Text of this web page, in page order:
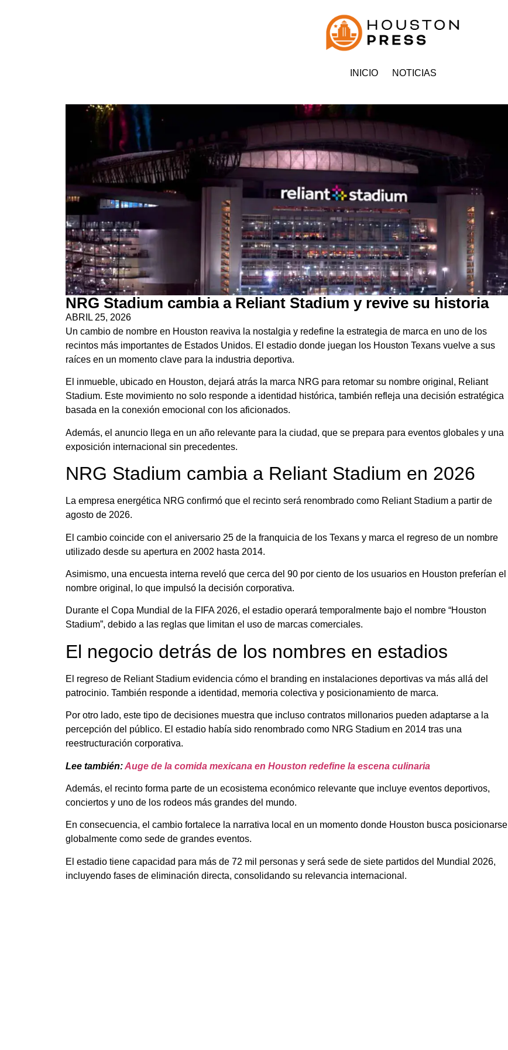
INICIO NOTICIAS
NRG Stadium cambia a Reliant Stadium y revive su historia
ABRIL 25, 2026
Un cambio de nombre en Houston reaviva la nostalgia y redefine la estrategia de marca en uno de los
recintos más importantes de Estados Unidos. El estadio donde juegan los Houston Texans vuelve a sus
raíces en un momento clave para la industria deportiva.
El inmueble, ubicado en Houston, dejará atrás la marca NRG para retomar su nombre original, Reliant
Stadium. Este movimiento no solo responde a identidad histórica, también refleja una decisión estratégica
basada en la conexión emocional con los aficionados.
Además, el anuncio llega en un año relevante para la ciudad, que se prepara para eventos globales y una
exposición internacional sin precedentes.
NRG Stadium cambia a Reliant Stadium en 2026
La empresa energética NRG confirmó que el recinto será renombrado como Reliant Stadium a partir de
agosto de 2026.
El cambio coincide con el aniversario 25 de la franquicia de los Texans y marca el regreso de un nombre
utilizado desde su apertura en 2002 hasta 2014.
Asimismo, una encuesta interna reveló que cerca del 90 por ciento de los usuarios en Houston preferían el
nombre original, lo que impulsó la decisión corporativa.
Durante el Copa Mundial de la FIFA 2026, el estadio operará temporalmente bajo el nombre “Houston
Stadium”, debido a las reglas que limitan el uso de marcas comerciales.
El negocio detrás de los nombres en estadios
El regreso de Reliant Stadium evidencia cómo el branding en instalaciones deportivas va más allá del
patrocinio. También responde a identidad, memoria colectiva y posicionamiento de marca.
Por otro lado, este tipo de decisiones muestra que incluso contratos millonarios pueden adaptarse a la
percepción del público. El estadio había sido renombrado como NRG Stadium en 2014 tras una
reestructuración corporativa.
Lee también:Auge de la comida mexicana en Houston redefine la escena culinaria
Además, el recinto forma parte de un ecosistema económico relevante que incluye eventos deportivos,
conciertos y uno de los rodeos más grandes del mundo.
En consecuencia, el cambio fortalece la narrativa local en un momento donde Houston busca posicionarse
globalmente como sede de grandes eventos.
El estadio tiene capacidad para más de 72 mil personas y será sede de siete partidos del Mundial 2026,
incluyendo fases de eliminación directa, consolidando su relevancia internacional.